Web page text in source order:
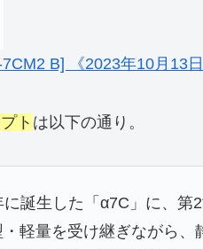
B] 《2023年10月13
ト は以下の通り。
誕生した「α7C」に、第
軽量を受け継ぎながら、